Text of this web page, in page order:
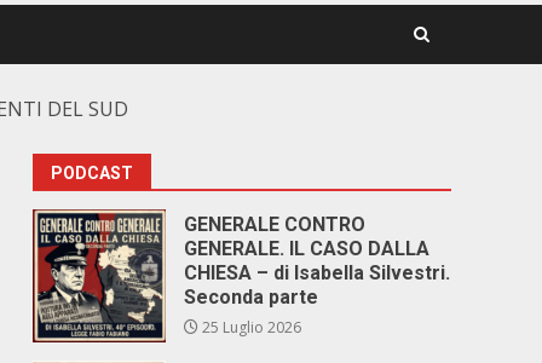
DEL SUD
PODCAST
GENERALE CONTRO
GENERALE. IL CASO DALLA
CHIESA – di Isabella Silvestri.
Seconda parte
25 Luglio 2026